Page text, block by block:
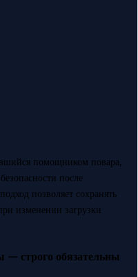
помощником повара,
после
позволяет сохранять
изменении загрузки
— строго обязательны